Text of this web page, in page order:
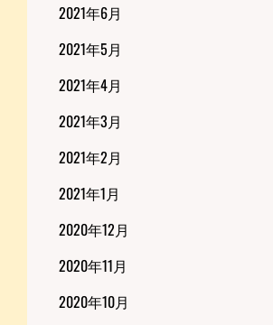
2021年6月
2021年5月
2021年4月
2021年3月
2021年2月
2021年1月
2020年12月
2020年11月
2020年10月